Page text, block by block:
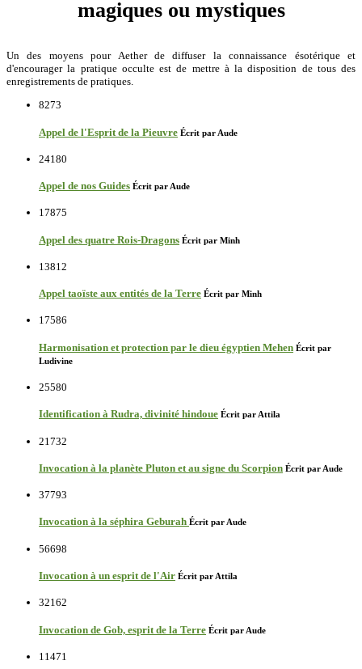
magiques ou mystiques
Un des moyens pour Aether de diffuser la connaissance ésotérique et
d'encourager la pratique occulte est de mettre à la disposition de tous des
enregistrements de pratiques.
8273
Appel de l'Esprit de la Pieuvre Écrit par Aude
24180
Appel de nos Guides Écrit par Aude
17875
Appel des quatre Rois-Dragons Écrit par Minh
13812
Appel taoïste aux entités de la Terre Écrit par Minh
17586
Harmonisation et protection par le dieu égyptien Mehen Écrit par
Ludivine
25580
Identification à Rudra, divinité hindoue Écrit par Attila
21732
Invocation à la planète Pluton et au signe du Scorpion Écrit par Aude
37793
Invocation à la séphira Geburah Écrit par Aude
56698
Invocation à un esprit de l'Air Écrit par Attila
32162
Invocation de Gob, esprit de la Terre Écrit par Aude
11471